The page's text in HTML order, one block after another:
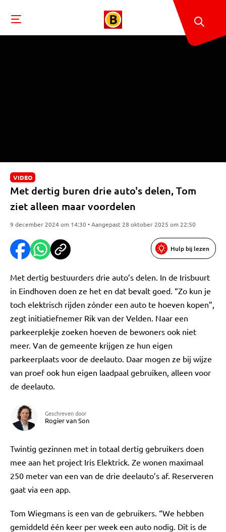
VIDEO
Met dertig buren drie auto's delen, Tom
ziet alleen maar voordelen
9 december 2024 om 14:30 • Aangepast 28 oktober 2025 om 22:50
Hulp bij lezen
Met dertig bestuurders drie auto’s delen. In de Irisbuurt
in Eindhoven doen ze het en dat bevalt goed. “Zo kun je
toch elektrisch rijden zónder een auto te hoeven kopen”,
zegt initiatiefnemer Rik van der Velden. Naar een
parkeerplekje zoeken hoeven de bewoners ook niet
meer. Van de gemeente krijgen ze hun eigen
parkeerplaats voor de deelauto. Daar mogen ze bij wijze
van proef ook hun eigen laadpaal gebruiken, alleen voor
de deelauto.
Geschreven door
Rogier van Son
Twintig gezinnen met in totaal dertig gebruikers doen
mee aan het project Iris Elektrick. Ze wonen maximaal
250 meter van een van de drie deelauto’s af. Reserveren
gaat via een app.
Tom Wiegmans is een van de gebruikers. “We hebben
gemiddeld één keer per week een auto nodig. Dit is de